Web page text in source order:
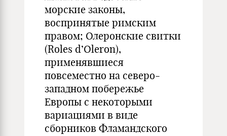
морские законы,
воспринятые римским
правом; Олеронские свитки
(Roles d’Oleron),
применявшиеся
повсеместно на северо-
западном побережье
Европы с некоторыми
вариациями в виде
сборников Фламандского